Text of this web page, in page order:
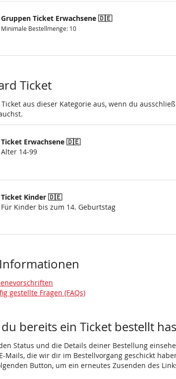
Gruppen Ticket Erwachsene 🇩🇪
Minimale Bestellmenge: 10
Ticket
aus dieser Kategorie aus, wenn du
Ticket Erwachsene 🇩🇪
Alter 14-99
Ticket Kinder 🇩🇪
Für Kinder bis zum 14. Geburtstag
gestellte Fragen (FAQs)
bereits ein Ticket bestellt
Status und die Details deiner Bestellung
Mails, die wir dir im Bestellvorgang geschickt
Button, um ein erneutes Zusenden des